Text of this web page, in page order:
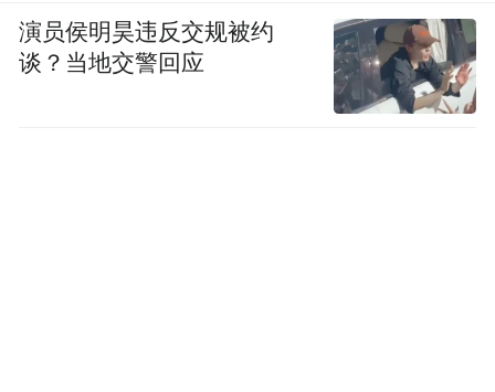
演员侯明昊违反交规被约
谈？当地交警回应